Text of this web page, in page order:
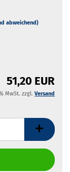
abweichend)
51,20 EUR
MwSt. zzgl. Versand